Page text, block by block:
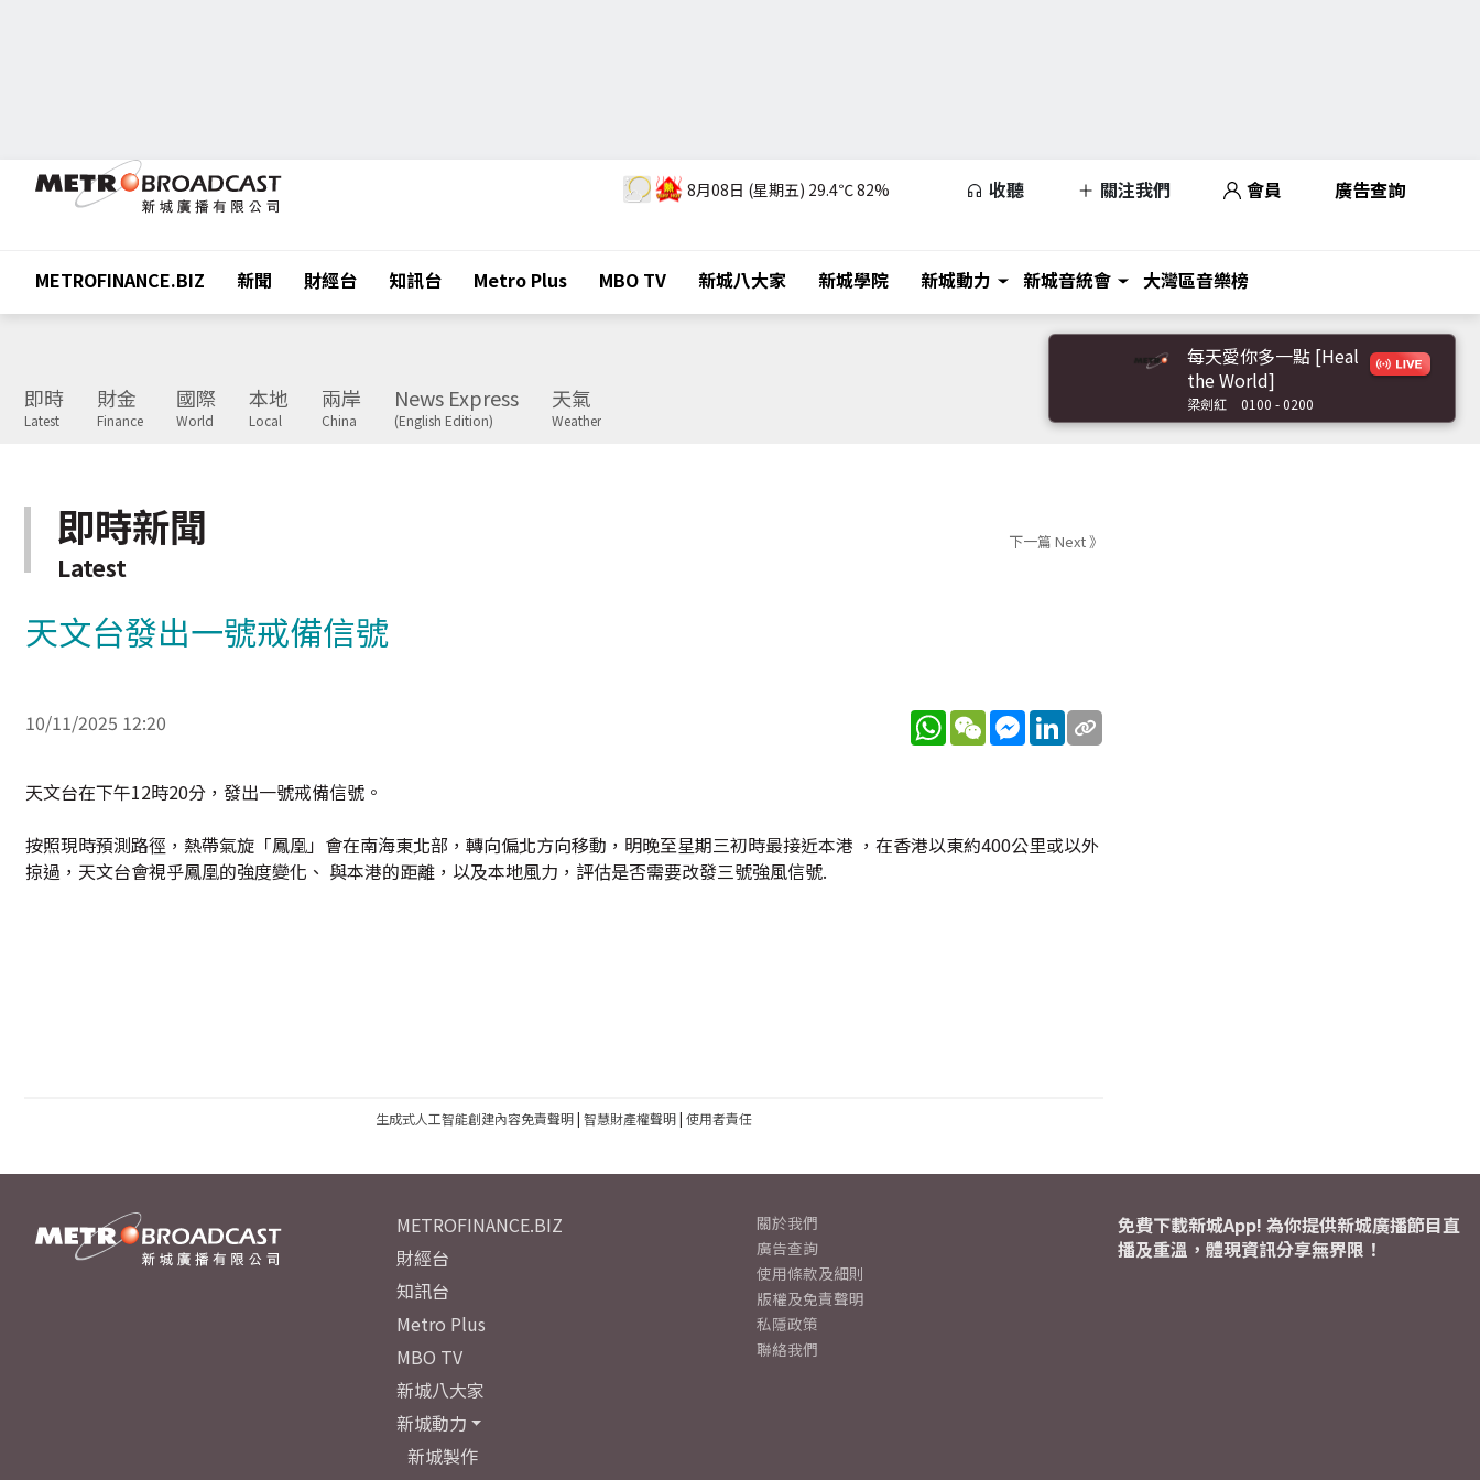
8月08日 (星期五) 29.4℃82% 收聽 關注我們 會員 廣告查詢
METROFINANCE.BIZ 新聞 財經台 知訊台 Metro Plus MBO TV 新城八大家 新城學院 新城動力 新城音統會 大灣區音樂榜
即時
Latest
財金
Finance
國際
World
本地
Local
兩岸
China
News Express
(English Edition)
天氣
Weather
每天愛你多一點 [Heal
the World]
梁劍紅 0100 - 0200
即時新聞
Latest
下一篇 Next 》
天文台發出一號戒備信號
10/11/2025 12:20 WhatsApp
WeChatMessenger
LinkedIn
天文台在下午12時20分，發出一號戒備信號。
按照現時預測路徑，熱帶氣旋「鳳凰」會在南海東北部，轉向偏北方向移動，明晚至星期三初時最接近本港 ，在香港以東約400公里或以外
掠過，天文台會視乎鳳凰的強度變化、 與本港的距離，以及本地風力，評估是否需要改發三號強風信號.
生成式人工智能創建內容免責聲明| 智慧財產權聲明| 使用者責任
METROFINANCE.BIZ
財經台
知訊台
Metro Plus
MBO TV
新城八大家
新城動力
新城製作
關於我們
廣告查詢
使用條款及細則
版權及免責聲明
私隱政策
聯絡我們
免費下載新城App! 為你提供新城廣播節目直
播及重溫，體現資訊分享無界限！